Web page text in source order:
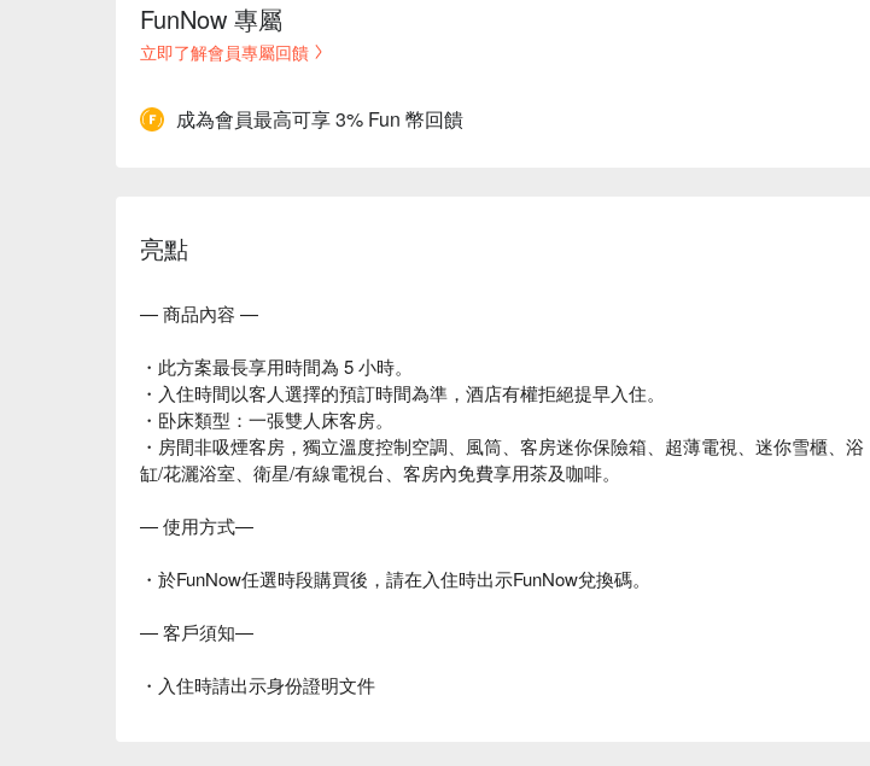
FunNow 專屬
立即了解會員專屬回饋
成為會員最高可享 3% Fun 幣回饋
亮點
— 商品內容 —
・此方案最長享用時間為 5 小時。
・入住時間以客人選擇的預訂時間為準，酒店有權拒絕提早入住。
・卧床類型：一張雙人床客房。
・房間非吸煙客房，獨立溫度控制空調、風筒、客房迷你保險箱、超薄電視、迷你雪櫃、浴
缸/花灑浴室、衛星/有線電視台、客房內免費享用茶及咖啡。
— 使用方式—
・於FunNow任選時段購買後，請在入住時出示FunNow兌換碼。
— 客戶須知—
・入住時請出示身份證明文件